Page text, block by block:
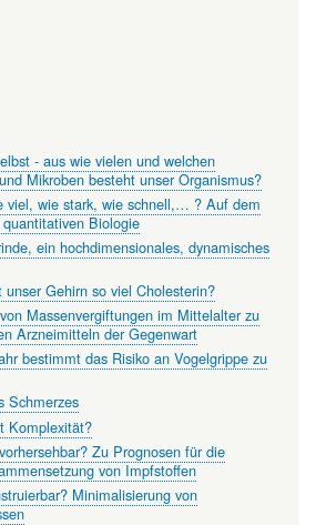
- aus wie vielen und welchen
Mikroben besteht unser Organismus?
viel, wie stark, wie schnell,… ? Auf dem
Biologie
ein hochdimensionales, dynamisches
unser Gehirn so viel Cholesterin?
Massenvergiftungen im Mittelalter zu
Arzneimitteln der Gegenwart
bestimmt das Risiko an Vogelgrippe zu
Schmerzes
Komplexität?
Zu Prognosen für die
von Impfstoffen
Minimalisierung von